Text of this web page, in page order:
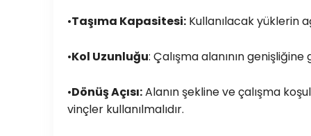
•Taşıma Kapasitesi: Kullanılacak yüklerin
•Kol Uzunluğu: Çalışma alanının
•Dönüş Açısı:Alanın şekline ve çalışma
vinçler kullanılmalıdır.